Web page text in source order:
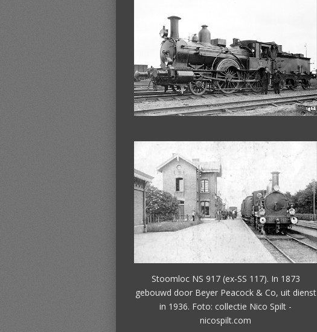
Stoomloc NS 917 (ex-SS 117). In 1873
gebouwd door Beyer Peacock & Co, uit dienst
in 1936. Foto: collectie Nico Spilt -
nicospilt.com